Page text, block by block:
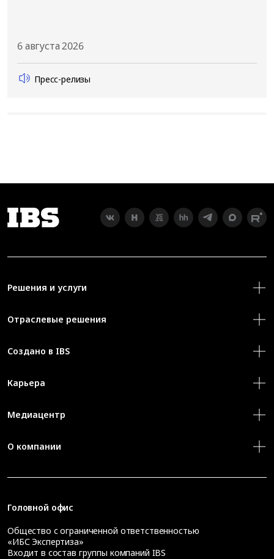
6 августа 2026
Пресс-релизы
Решения и услуги
Отраслевые решения
Создано в IBS
Карьера
Медиацентр
О компании
Головной офис
Общество с ограниченной ответственностью
«ИБС Экспертиза»
Входит в состав группы компаний IBS